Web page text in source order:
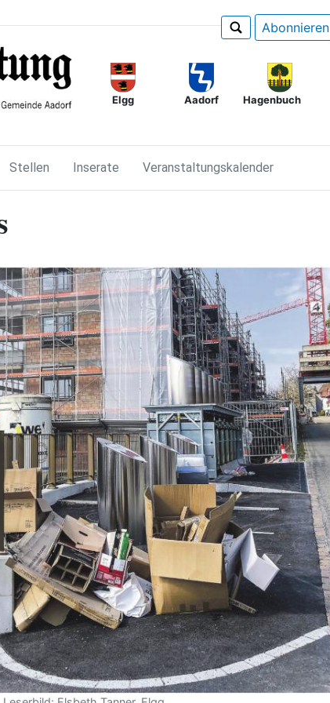
Abonnieren
Elgg Aadorf Hagenbuch
Stellen Inserate Veranstaltungskalender